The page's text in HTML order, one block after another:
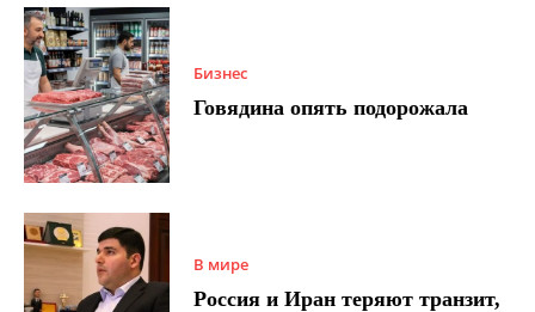
Бизнес
Говядина опять подорожала
В мире
Россия и Иран теряют транзит,